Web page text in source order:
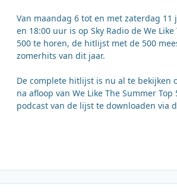
Van maandag 6 tot en met zaterdag 11
en 18:00 uur is op Sky Radio de We
500 te horen, de hitlijst met de 500
zomerhits van dit jaar.
De complete hitlijst is nu al te bekijken
na afloop van We Like The Summer
podcast van de lijst te downloaden via